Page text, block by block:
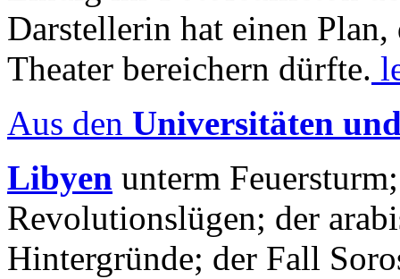
Darstellerin hat einen Plan,
Theater bereichern dürfte.
Aus den Universitäten
Libyen unterm
Revolutionslügen; der
Hintergründe; der Fall